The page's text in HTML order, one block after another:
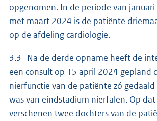
opgenomen. In de periode van
met maart 2024 is de patiënte
op de afdeling cardiologie.
3.3 Na de derde opname heeft de
een consult op 15 april 2024 gepland
nierfunctie van de patiënte zó
was van eindstadium nierfalen. Op
verschenen twee dochters van de